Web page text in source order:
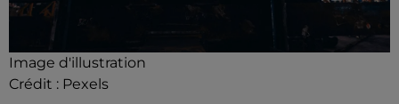
Image d'illustration
Crédit : Pexels